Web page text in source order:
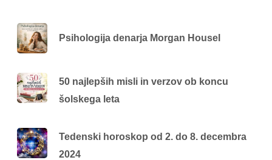
Psihologija denarja Morgan Housel
50 najlepših misli in verzov ob koncu
šolskega leta
Tedenski horoskop od 2. do 8. decembra
2024